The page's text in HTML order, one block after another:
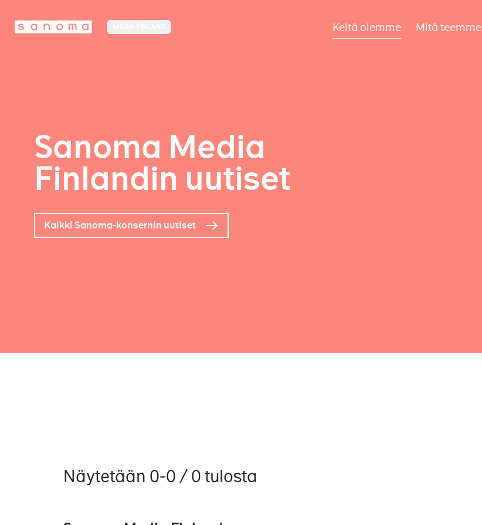
Keitä olemme Mitä teemme
Sanoma Media
Finlandin uutiset
Kaikki Sanoma-konsernin uutiset
Näytetään 0-0 / 0 tulosta